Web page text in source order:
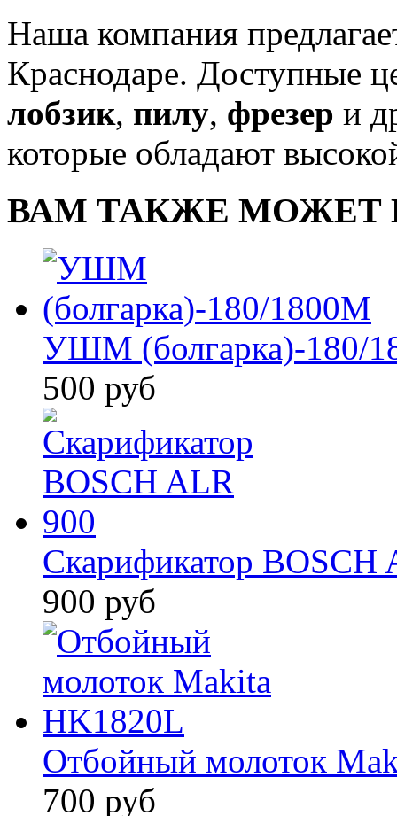
Наша компания
Краснодаре. Доступные
лобзик, пилу, фрезер и
которые обладают
ВАМ ТАКЖЕ МОЖЕТ
УШМ (болгарка)-180/
500 руб
Скарификатор BOSCH
900 руб
Отбойный молоток
700 руб